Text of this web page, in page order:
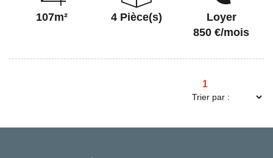
107m² 4 Pièce(s)
Loyer
850 €/mois
1